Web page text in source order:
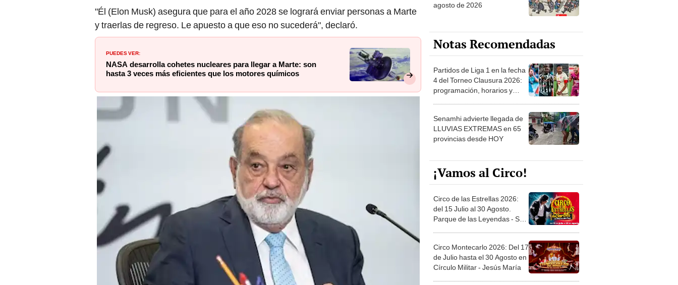
"Él (Elon Musk) asegura que para el año 2028 se logrará enviar personas a Marte
y traerlas de regreso. Le apuesto a que eso no sucederá", declaró.
PUEDES VER:
NASA desarrolla cohetes nucleares para llegar a Marte: son
hasta 3 veces más eficientes que los motores químicos
agosto de 2026
Notas Recomendadas
Partidos de Liga 1 en la fecha
4 del Torneo Clausura 2026:
programación, horarios y
Senamhi advierte llegada de
LLUVIAS EXTREMAS en 65
provincias desde HOY
¡Vamos al Circo!
Circo de las Estrellas 2026:
del 15 Julio al 30 Agosto.
Parque de las Leyendas - San
Circo Montecarlo 2026: Del 17
de Julio hasta el 30 Agosto en
Círculo Militar - Jesús María